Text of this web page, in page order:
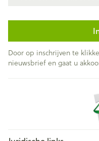
Door op inschrijven te
nieuwsbrief en gaat u